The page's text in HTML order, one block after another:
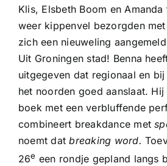
Klis, Elsbeth Boom en
weer kippenvel bezorgden
zich een nieuweling
Uit Groningen stad! Benna
uitgegeven dat regionaal en
het noorden goed aanslaat.
boek met een verbluffende
combineert breakdance met
noemt datbreaking word.
26e een rondje gepland langs